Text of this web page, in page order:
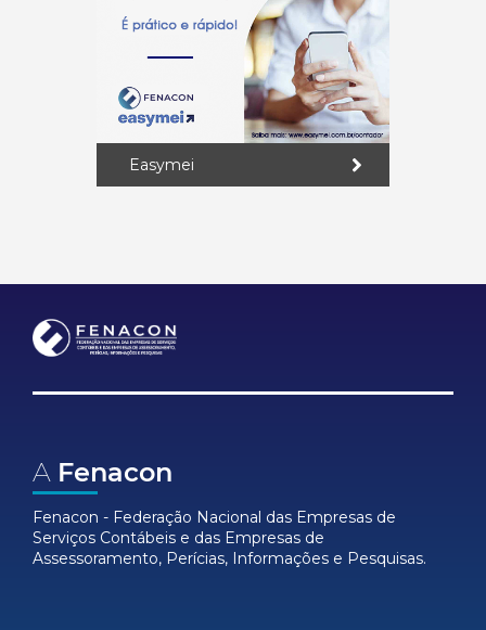
Easymei
A Fenacon
Fenacon - Federação Nacional das Empresas de
Serviços Contábeis e das Empresas de
Assessoramento, Perícias, Informações e Pesquisas.